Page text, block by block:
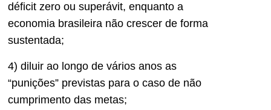
déficit zero ou superávit, enquanto a
economia brasileira não crescer de forma
sustentada;
4) diluir ao longo de vários anos as
“punições” previstas para o caso de não
cumprimento das metas;